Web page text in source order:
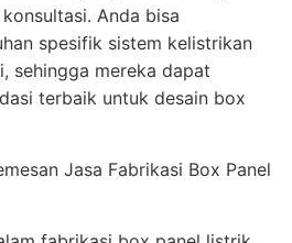
Anda bisa
spesifik sistem kelistrikan
sehingga mereka dapat
terbaik untuk desain box
Jasa Fabrikasi Box Panel